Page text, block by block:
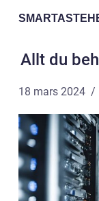
Allt du
18 mars 2024